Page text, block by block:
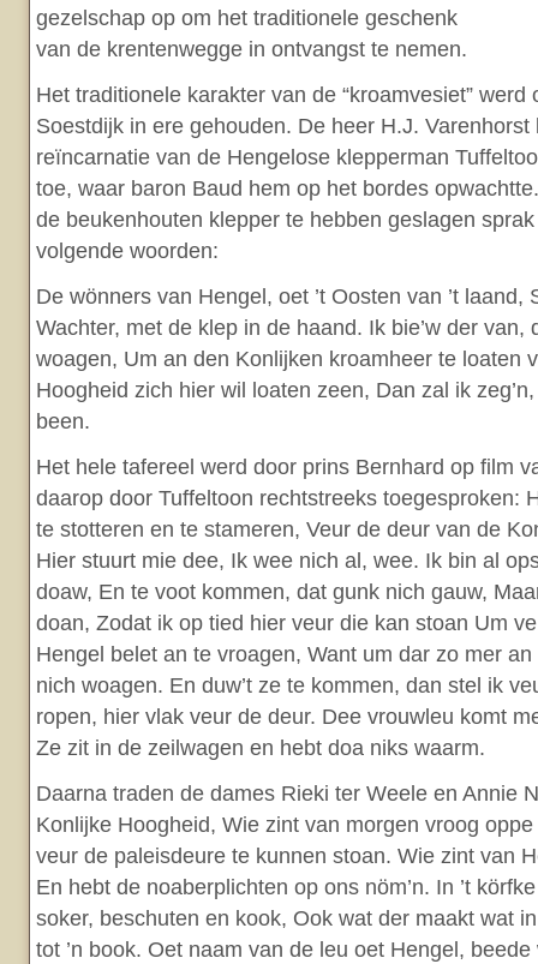
gezelschap op om het traditionele geschenk
van de krentenwegge in ontvangst te nemen.
Het traditionele karakter van de “kroamvesiet” werd
Soestdijk in ere gehouden. De heer H.J. Varenhorst
reïncarnatie van de Hengelose klepperman
toe, waar baron Baud hem op het bordes
de beukenhouten klepper te hebben geslagen
volgende woorden:
De wönners van Hengel, oet ’t Oosten van ’t laand,
Wachter, met de klep in de haand. Ik bie’w der van,
woagen, Um an den Konlijken kroamheer te loaten
Hoogheid zich hier wil loaten zeen, Dan zal ik
been.
Het hele tafereel werd door prins Bernhard op film
daarop door Tuffeltoon rechtstreeks toegesproken:
te stotteren en te stameren, Veur de deur van de
Hier stuurt mie dee, Ik wee nich al, wee. Ik bin al
doaw, En te voot kommen, dat gunk nich gauw,
doan, Zodat ik op tied hier veur die kan stoan Um
Hengel belet an te vroagen, Want um dar zo mer an
nich woagen. En duw’t ze te kommen, dan stel ik
ropen, hier vlak veur de deur. Dee vrouwleu komt
Ze zit in de zeilwagen en hebt doa niks waarm.
Daarna traden de dames Rieki ter Weele en Annie
Konlijke Hoogheid, Wie zint van morgen vroog
veur de paleisdeure te kunnen stoan. Wie zint van
En hebt de noaberplichten op ons nöm’n. In ’t
soker, beschuten en kook, Ook wat der maakt wat
tot ’n book. Oet naam van de leu oet Hengel,